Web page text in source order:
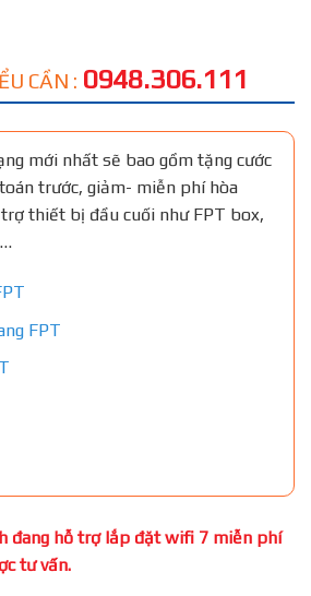
CẦN : 0948.306.111
mới nhất sẽ bao gồm tặng cước
trước, giảm- miễn phí hòa
thiết bị đầu cuối như FPT box,
FPT
đang hỗ trợ lắp đặt wifi 7 miễn phí
tư vấn.